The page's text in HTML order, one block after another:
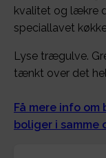
kvalitet og lækre
speciallavet
Lyse trægulve.
tænkt over det
Få mere info
boliger i samme